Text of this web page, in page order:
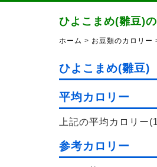
ひよこまめ(雛豆)
ホーム > お豆類のカロリー
ひよこまめ(雛豆)
平均カロリー
上記の平均カロリー
参考カロリー